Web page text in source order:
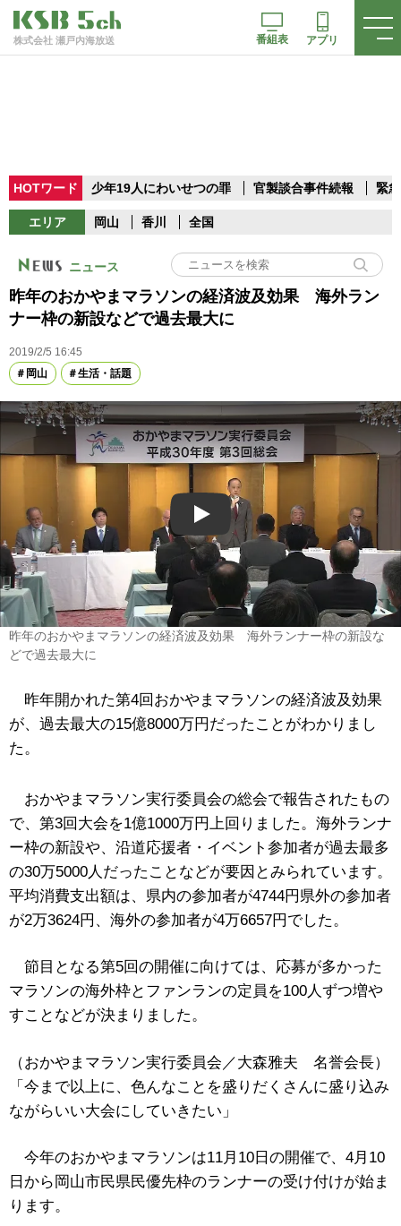
株式会社 瀬戸内海放送 番組表 アプリ
HOTワード 少年19人にわいせつの罪 官製談合事件続報 緊
エリア 岡山 香川 全国
ニュース
昨年のおかやまマラソンの経済波及効果 海外ラン
ナー枠の新設などで過去最大に
2019/2/5 16:45
岡山
生活・話題
Play
昨年のおかやまマラソンの経済波及効果 海外ランナー枠の新設な
どで過去最大に
昨年開かれた第4回おかやまマラソンの経済波及効果
が、過去最大の15億8000万円だったことがわかりまし
た。
おかやまマラソン実行委員会の総会で報告されたもの
で、第3回大会を1億1000万円上回りました。海外ランナ
ー枠の新設や、沿道応援者・イベント参加者が過去最多
の30万5000人だったことなどが要因とみられています。
平均消費支出額は、県内の参加者が4744円県外の参加者
が2万3624円、海外の参加者が4万6657円でした。
節目となる第5回の開催に向けては、応募が多かった
マラソンの海外枠とファンランの定員を100人ずつ増や
すことなどが決まりました。
（おかやまマラソン実行委員会／大森雅夫 名誉会長）
「今まで以上に、色んなことを盛りだくさんに盛り込み
ながらいい大会にしていきたい」
今年のおかやまマラソンは11月10日の開催で、4月10
日から岡山市民県民優先枠のランナーの受け付けが始ま
ります。